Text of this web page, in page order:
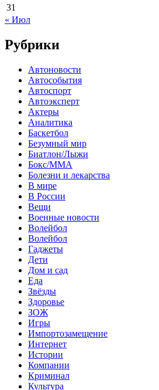
31
« Июл
Рубрики
Автоновости
Автособытия
Автоспорт
Автоэксперт
Актеры
Аналитика
Баскетбол
Безумный мир
Биатлон/Лыжи
Бокс/MMA
Болезни и лекарства
В мире
В России
Вещи
Военные новости
Волейбол
Волейбол
Гаджеты
Дети
Дом и сад
Еда
Звёзды
Здоровье
ЗОЖ
Игры
Импортозамещение
Интернет
Истории
Компании
Криминал
Культура